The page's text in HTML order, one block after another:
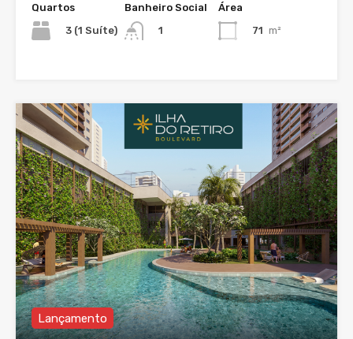
Quartos
3 (1 Suíte)
Banheiro Social
1
Área
71 m²
Lançamento